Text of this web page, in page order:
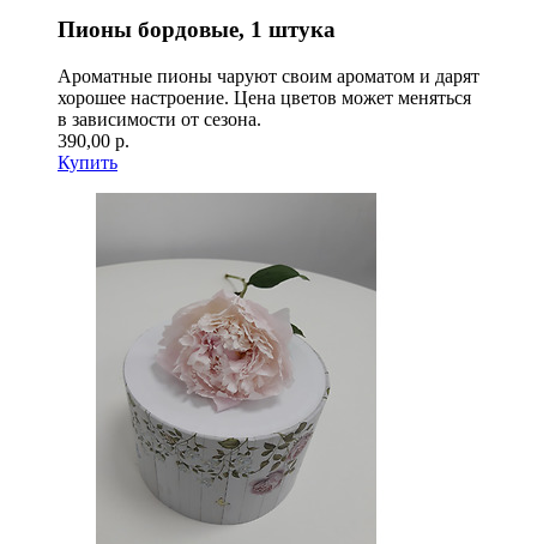
Пионы бордовые, 1 штука
Ароматные пионы чаруют своим ароматом и дарят
хорошее настроение. Цена цветов может меняться
в зависимости от сезона.
390,00 р.
Купить